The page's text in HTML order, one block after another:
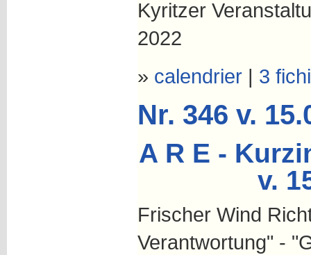
Kyritzer
2022
» calendrier| 3
Nr. 346 v.
A R E -
v.
Frischer Wind
Verantwortung" -